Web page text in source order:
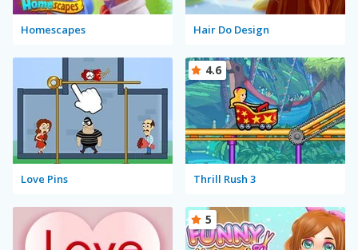
Homescapes Hair Do Design
Love Pins Thrill Rush 3
4.6
5